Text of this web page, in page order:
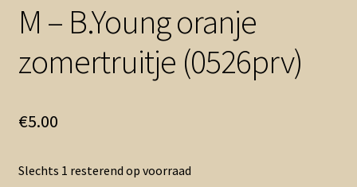
M – B.Young oranje
zomertruitje (0526prv)
€5.00
Slechts 1 resterend op voorraad